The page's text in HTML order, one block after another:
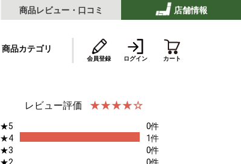
店舗情報
商品レビュー・口コミ
商品カテゴリ
会員登録 ログイン カート
レビュー評価
★5
0件
★4
1件
★3
0件